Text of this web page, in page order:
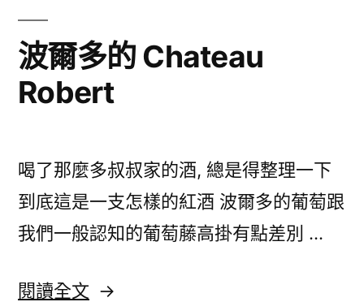
20111213〉
波爾多的 Chateau
Robert
喝了那麼多叔叔家的酒, 總是得整理一下
到底這是一支怎樣的紅酒 波爾多的葡萄跟
我們一般認知的葡萄藤高掛有點差別 …
閱讀全文 〈波